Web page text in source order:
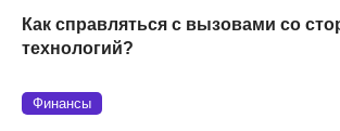
Как справляться с вызовами со
технологий?
Финансы